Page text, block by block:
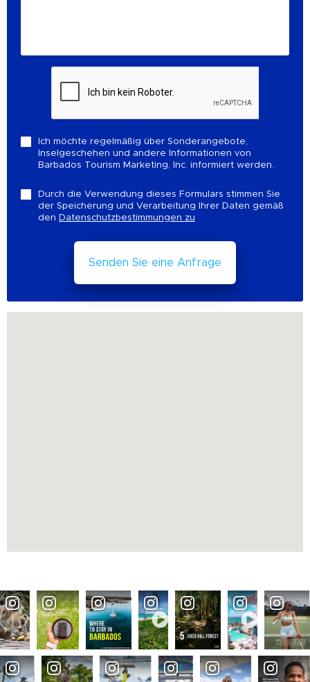
Ich möchte regelmäßig über Sonderangebote,
Inselgeschehen und andere Informationen von
Barbados Tourism Marketing, Inc. informiert werden.
Durch die Verwendung dieses Formulars stimmen Sie
der Speicherung und Verarbeitung Ihrer Daten gemäß
den Datenschutzbestimmungen zu